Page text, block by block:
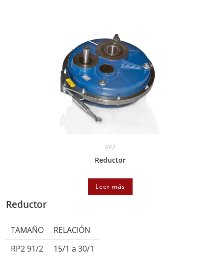
RP2
Reductor
Leer más
Reductor
TAMAÑO
RELACIÓN
RP2 91/2
15/1 a 30/1